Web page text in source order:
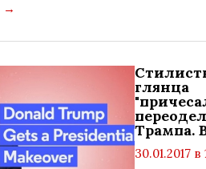
→
глянца
Трампа.
30.01.2017 в